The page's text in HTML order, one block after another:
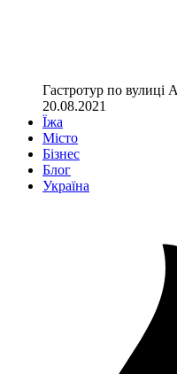
Гастротур по вулиці
20.08.2021
Їжа
Місто
Бізнес
Блог
Україна